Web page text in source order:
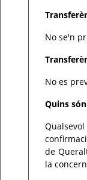
No se'n
No es
Quins
de
la